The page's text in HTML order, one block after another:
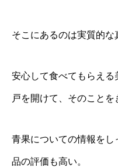
そこにあるのは実質的な
安心して食べてもらえる
戸を開けて、そのことを
青果についての情報を
品の評価も高い。